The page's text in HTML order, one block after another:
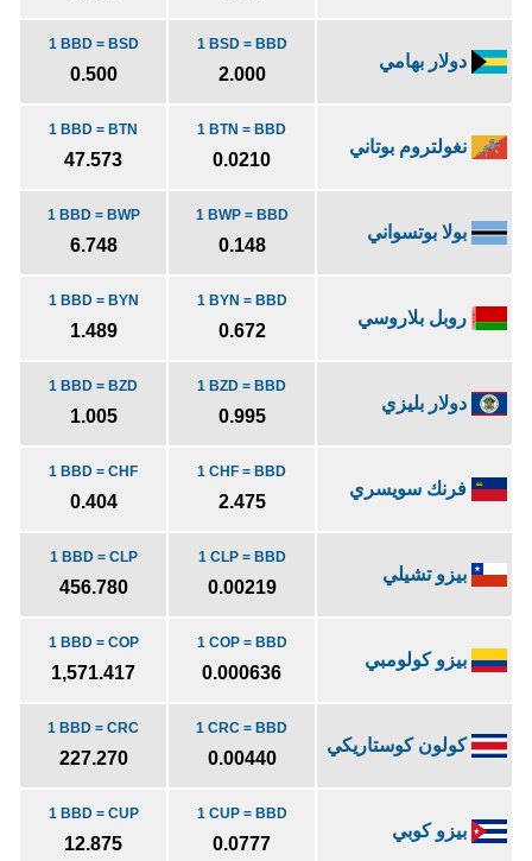
دولار بهامي
1 BSD = BBD
2.000
1 BBD = BSD
0.500
نغولتروم بوتاني
1 BTN = BBD
0.0210
1 BBD = BTN
47.573
بولا بوتسواني
1 BWP = BBD
0.148
1 BBD = BWP
6.748
روبل بلاروسي
1 BYN = BBD
0.672
1 BBD = BYN
1.489
دولار بليزي
1 BZD = BBD
0.995
1 BBD = BZD
1.005
فرنك سويسري
1 CHF = BBD
2.475
1 BBD = CHF
0.404
بيزو تشيلي
1 CLP = BBD
0.00219
1 BBD = CLP
456.780
بيزو كولومبي
1 COP = BBD
0.000636
1 BBD = COP
1,571.417
كولون كوستاريكي
1 CRC = BBD
0.00440
1 BBD = CRC
227.270
بيزو كوبي
1 CUP = BBD
0.0777
1 BBD = CUP
12.875